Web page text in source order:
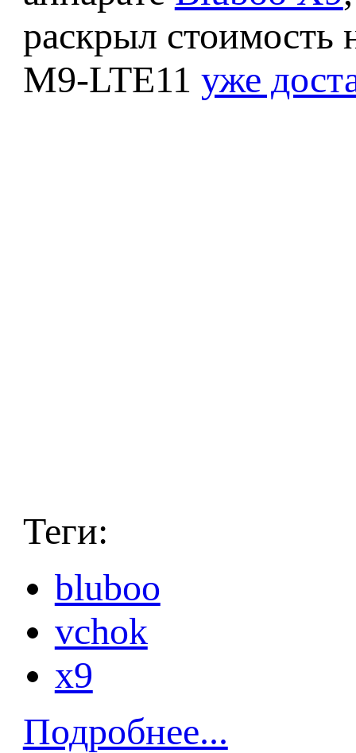
раскрыл стоимость
M9-LTE11 уже
Теги:
bluboo
vchok
x9
Подробнее...